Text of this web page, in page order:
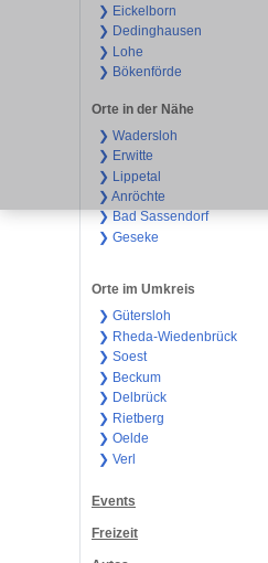
❯ Eickelborn
❯ Dedinghausen
❯ Lohe
❯ Bökenförde
Orte in der Nähe
❯ Wadersloh
❯ Erwitte
❯ Lippetal
❯ Anröchte
❯ Bad Sassendorf
❯ Geseke
Orte im Umkreis
❯ Gütersloh
❯ Rheda-Wiedenbrück
❯ Soest
❯ Beckum
❯ Delbrück
❯ Rietberg
❯ Oelde
❯ Verl
Events
Freizeit